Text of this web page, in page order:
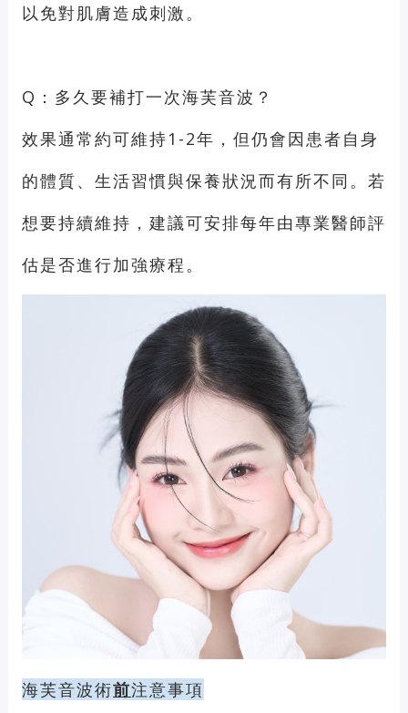
以免對肌膚造成刺激。
Q：多久要補打一次海芙音波？
效果通常約可維持1-2年，但仍會因患者自身
的體質、生活習慣與保養狀況而有所不同。若
想要持續維持，建議可安排每年由專業醫師評
估是否進行加強療程。
海芙音波術前注意事項